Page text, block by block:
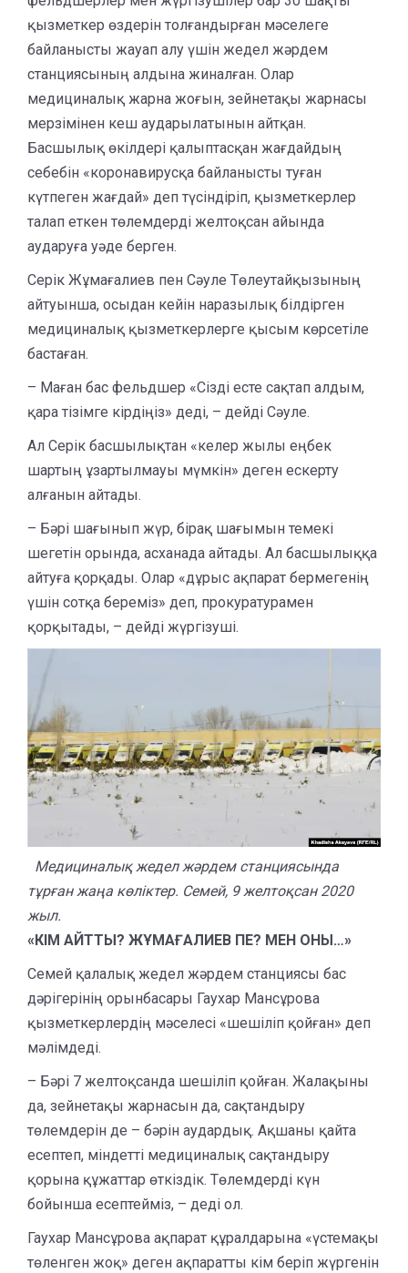
қызметкер өздерін толғандырған мәселеге
байланысты жауап алу үшін жедел жәрдем
станциясының алдына жиналған. Олар
медициналық жарна жоғын, зейнетақы жарнасы
мерзімінен кеш аударылатынын айтқан.
Басшылық өкілдері қалыптасқан жағдайдың
себебін «коронавирусқа байланысты туған
күтпеген жағдай» деп түсіндіріп, қызметкерлер
талап еткен төлемдерді желтоқсан айында
аударуға уәде берген.
Серік Жұмағалиев пен Сәуле Төлеутайқызының
айтуынша, осыдан кейін наразылық білдірген
медициналық қызметкерлерге қысым көрсетіле
бастаған.
– Маған бас фельдшер «Сізді есте сақтап алдым,
қара тізімге кірдіңіз» деді, – дейді Сәуле.
Ал Серік басшылықтан «келер жылы еңбек
шартың ұзартылмауы мүмкін» деген ескерту
алғанын айтады.
– Бәрі шағынып жүр, бірақ шағымын темекі
шегетін орында, асханада айтады. Ал басшылыққа
айтуға қорқады. Олар «дұрыс ақпарат бермегенің
үшін сотқа береміз» деп, прокуратурамен
қорқытады, – дейді жүргізуші.
Медициналық жедел жәрдем станциясында
тұрған жаңа көліктер. Семей, 9 желтоқсан 2020
жыл.
«КІМ АЙТТЫ? ЖҰМАҒАЛИЕВ ПЕ? МЕН ОНЫ…»
Семей қалалық жедел жәрдем станциясы бас
дәрігерінің орынбасары Гаухар Мансұрова
қызметкерлердің мәселесі «шешіліп қойған» деп
мәлімдеді.
– Бәрі 7 желтоқсанда шешіліп қойған. Жалақыны
да, зейнетақы жарнасын да, сақтандыру
төлемдерін де – бәрін аудардық. Ақшаны қайта
есептеп, міндетті медициналық сақтандыру
қорына құжаттар өткіздік. Төлемдерді күн
бойынша есептейміз, – деді ол.
Гаухар Мансұрова ақпарат құралдарына «үстемақы
төленген жоқ» деген ақпаратты кім беріп жүргенін